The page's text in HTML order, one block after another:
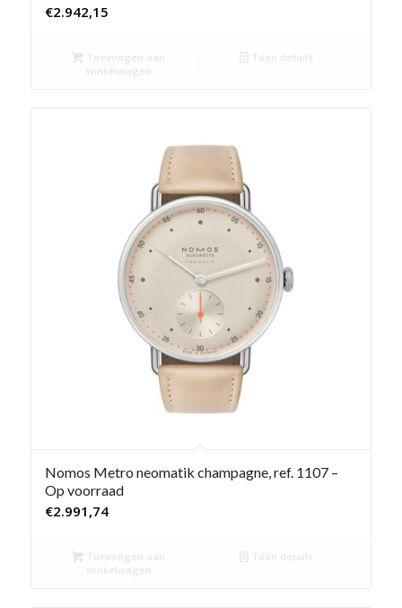
€2.942,15
Toevoegen aan
winkelwagen
Toon details
Nomos Metro neomatik champagne, ref. 1107 –
Op voorraad
€2.991,74
Toevoegen aan
winkelwagen
Toon details